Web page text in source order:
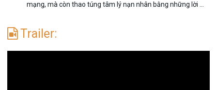
mạng, mà còn thao túng tâm lý nạn nhân bằng những lời …
Trailer: